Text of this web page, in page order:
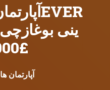
£185,000
آپارتمان ها